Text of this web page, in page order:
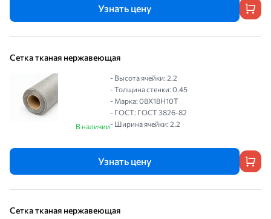
Узнать цену
Сетка тканая нержавеющая
В наличии
- Высота ячейки: 2.2
- Толщина стенки: 0.45
- Марка: 08Х18Н10Т
- ГОСТ: ГОСТ 3826-82
- Ширина ячейки: 2.2
Узнать цену
Сетка тканая нержавеющая